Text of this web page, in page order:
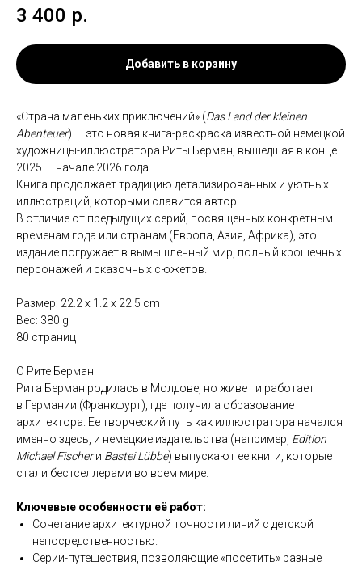
3 400 р.
Добавить в корзину
«Страна маленьких приключений» (Das Land der kleinen
Abenteuer) — это новая книга-раскраска известной немецкой
художницы-иллюстратора Риты Берман, вышедшая в конце
2025 — начале 2026 года.
Книга продолжает традицию детализированных и уютных
иллюстраций, которыми славится автор.
В отличие от предыдущих серий, посвященных конкретным
временам года или странам (Европа, Азия, Африка), это
издание погружает в вымышленный мир, полный крошечных
персонажей и сказочных сюжетов.
Размер: 22.2 x 1.2 x 22.5 cm
Вес: 380 g
80 страниц
О Рите Берман
Рита Берман родилась в Молдове, но живет и работает
в Германии (Франкфурт), где получила образование
архитектора. Ее творческий путь как иллюстратора начался
именно здесь, и немецкие издательства (например, Edition
Michael Fischerи Bastei Lübbe) выпускают ее книги, которые
стали бестселлерами во всем мире.
Ключевые особенности её работ:
Сочетание архитектурной точности линий с детской
непосредственностью.
Серии-путешествия, позволяющие «посетить» разные